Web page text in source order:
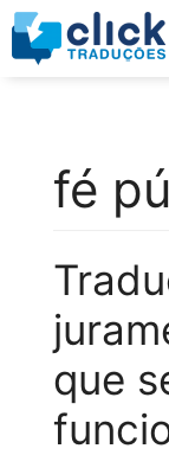
fé
que